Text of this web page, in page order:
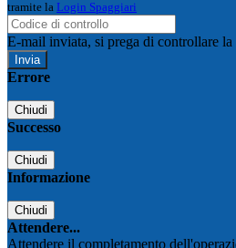
tramite la Login Spaggiari
E-mail inviata, si prega di controllare la
Errore
Chiudi
Successo
Chiudi
Informazione
Chiudi
Attendere...
Attendere il completamento